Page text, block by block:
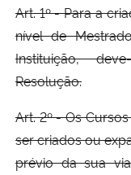
Banco Central do Brasil
Planalto
Art. 1º - Para a
nível de
Instituição,
Resolução.
Art. 2º - Os
ser criados ou
prévio da sua